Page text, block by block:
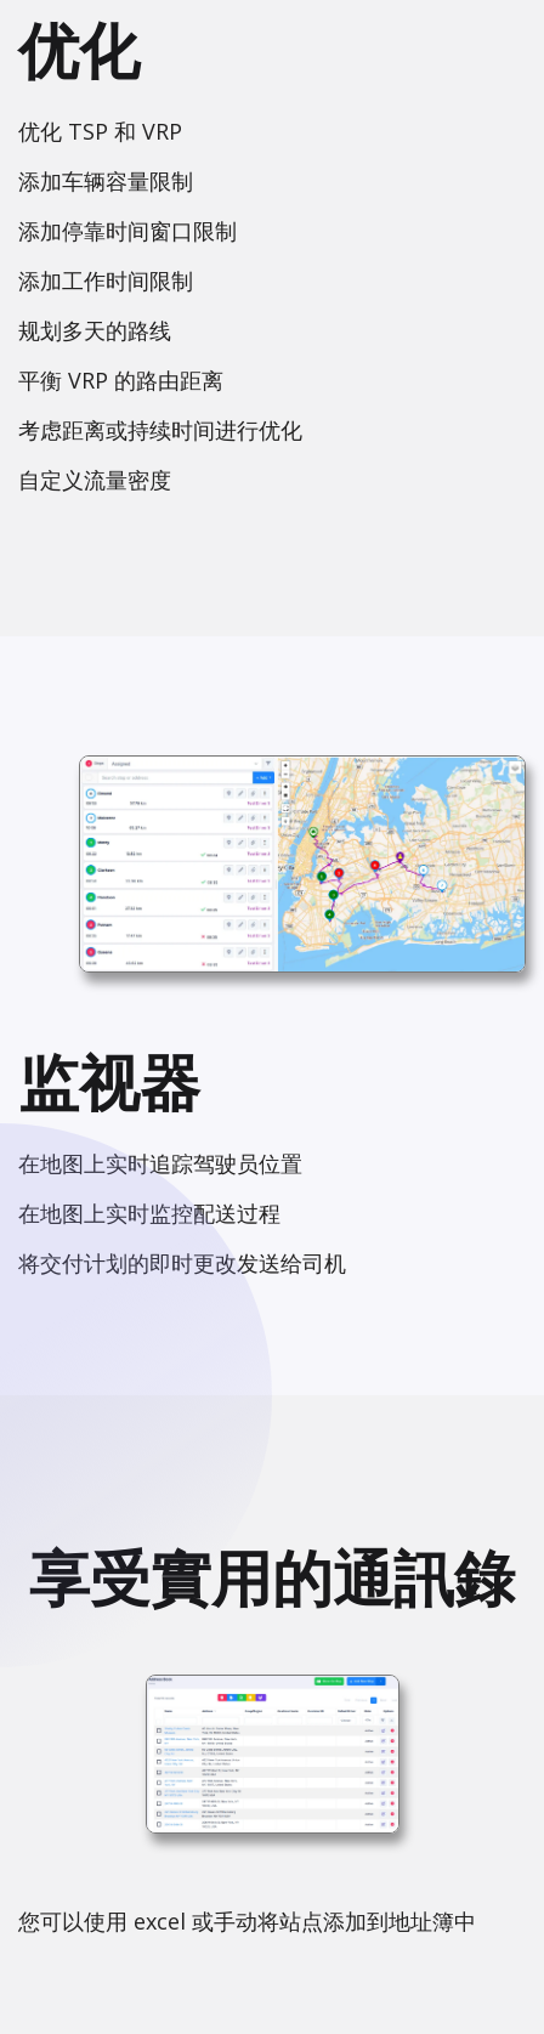
优化
优化 TSP 和 VRP
添加车辆容量限制
添加停靠时间窗口限制
添加工作时间限制
规划多天的路线
平衡 VRP 的路由距离
考虑距离或持续时间进行优化
自定义流量密度
监视器
在地图上实时追踪驾驶员位置
在地图上实时监控配送过程
将交付计划的即时更改发送给司机
享受實用的通訊錄
您可以使用 excel 或手动将站点添加到地址簿中